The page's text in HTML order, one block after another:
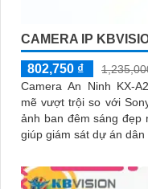
CAMERA IP
802,750 ₫
Camera An Ninh KX-
mẽ vượt trội so với Sony SNR1s. Với khả
ảnh ban đêm sáng đẹp
giúp giám sát dự án